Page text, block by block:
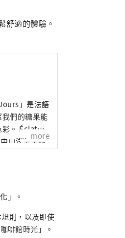
舒適的體驗。
」是法語
們的糖果能
山洋平主廚
食用的食物
整個蛋
果醬。 未
們珍惜法國傳
店。
more
」。
則，以及即使
啡館時光」。